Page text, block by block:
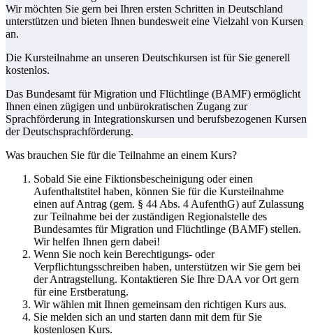
Wir möchten Sie gern bei Ihren ersten Schritten in Deutschland
unterstützen und bieten Ihnen bundesweit eine Vielzahl von Kursen
an.
Die Kursteilnahme an unseren Deutschkursen ist für Sie generell
kostenlos.
Das Bundesamt für Migration und Flüchtlinge (BAMF) ermöglicht
Ihnen einen zügigen und unbürokratischen Zugang zur
Sprachförderung in Integrationskursen und berufsbezogenen Kursen
der Deutschsprachförderung.
Was brauchen Sie für die Teilnahme an einem Kurs?
Sobald Sie eine Fiktionsbescheinigung oder einen
Aufenthaltstitel haben, können Sie für die Kursteilnahme
einen auf Antrag (gem. § 44 Abs. 4 AufenthG) auf Zulassung
zur Teilnahme bei der zuständigen Regionalstelle des
Bundesamtes für Migration und Flüchtlinge (BAMF) stellen.
Wir helfen Ihnen gern dabei!
Wenn Sie noch kein Berechtigungs- oder
Verpflichtungsschreiben haben, unterstützen wir Sie gern bei
der Antragstellung. Kontaktieren Sie Ihre DAA vor Ort gern
für eine Erstberatung.
Wir wählen mit Ihnen gemeinsam den richtigen Kurs aus.
Sie melden sich an und starten dann mit dem für Sie
kostenlosen Kurs.